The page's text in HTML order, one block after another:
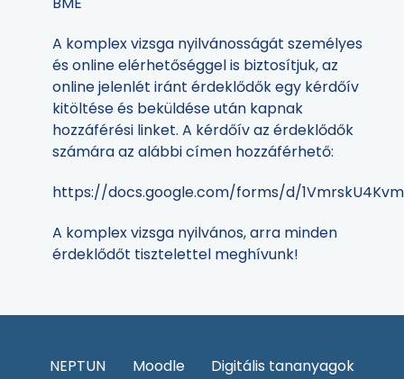
A komplex vizsga nyilvánosságát személyes
és online elérhetőséggel is biztosítjuk, az
online jelenlét iránt érdeklődők egy kérdőív
kitöltése és beküldése után kapnak
hozzáférési linket. A kérdőív az érdeklődők
számára az alábbi címen hozzáférhető:
https://docs.google.com/forms/d/
A komplex vizsga nyilvános, arra minden
érdeklődőt tisztelettel meghívunk!
NEPTUN Moodle Digitális tananyagok